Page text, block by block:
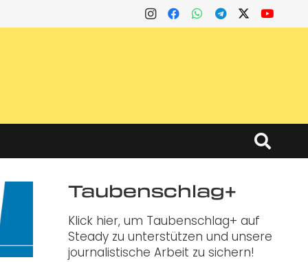
Taubenschlag+
Klick hier, um Taubenschlag+ auf
Steady zu unterstützen und unsere
journalistische Arbeit zu sichern!